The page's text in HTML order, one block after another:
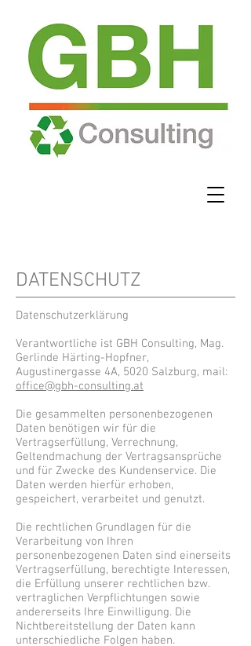
DATENSCHUTZ
Datenschutzerklärung
Verantwortliche ist GBH Consulting, Mag.
Gerlinde Härting-Hopfner,
Augustinergasse 4A, 5020 Salzburg, mail:
office@gbh-consulting.at
Die gesammelten personenbezogenen
Daten benötigen wir für die
Vertragserfüllung, Verrechnung,
Geltendmachung der Vertragsansprüche
und für Zwecke des Kundenservice. Die
Daten werden hierfür erhoben,
gespeichert, verarbeitet und genutzt.
Die rechtlichen Grundlagen für die
Verarbeitung von Ihren
personenbezogenen Daten sind einerseits
Vertragserfüllung, berechtigte Interessen,
die Erfüllung unserer rechtlichen bzw.
vertraglichen Verpflichtungen sowie
andererseits Ihre Einwilligung. Die
Nichtbereitstellung der Daten kann
unterschiedliche Folgen haben.